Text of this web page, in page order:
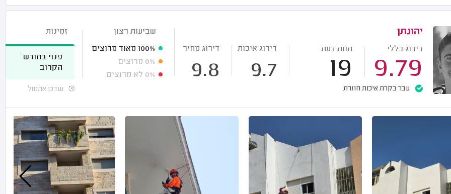
יהונתן
דירוג כללי
9.79
חוות דעת
19
דירוג איכות
9.7
דירוג מחיר
9.8
עבר בקרת איכות חוזרת
שביעות רצון
100% מאוד מרוצים
0% מרוצים
0% לא מרוצים
זמינות
פנוי בחודש
הקרוב
עודכן אתמול